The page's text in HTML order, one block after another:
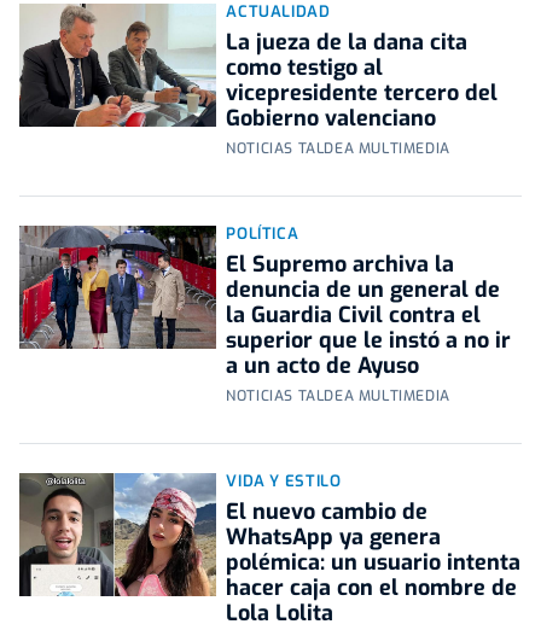
ACTUALIDAD
La jueza de la dana cita
como testigo al
vicepresidente tercero del
Gobierno valenciano
NOTICIAS TALDEA MULTIMEDIA
POLÍTICA
El Supremo archiva la
denuncia de un general de
la Guardia Civil contra el
superior que le instó a no ir
a un acto de Ayuso
NOTICIAS TALDEA MULTIMEDIA
VIDA Y ESTILO
El nuevo cambio de
WhatsApp ya genera
polémica: un usuario intenta
hacer caja con el nombre de
Lola Lolita